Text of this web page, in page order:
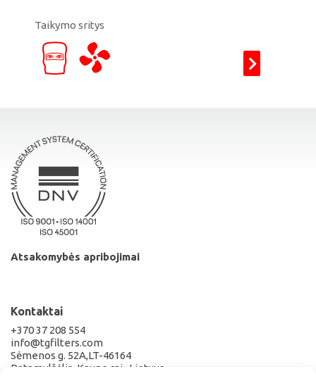
Taikymo sritys
Atsakomybės apribojimai
Kontaktai
+370 37 208 554
info@tgfilters.com
Sėmenos g. 52A,LT-46164
Patamulšėlis, Kauno raj., Lietuva